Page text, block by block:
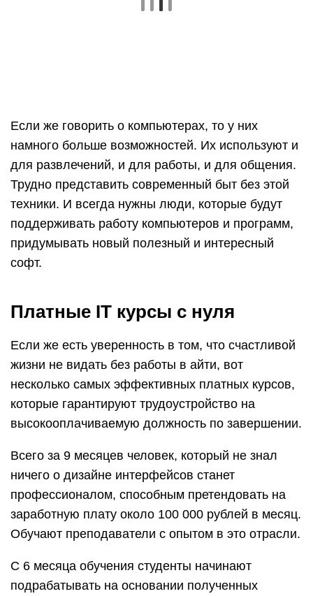
Если же говорить о компьютерах, то у них
намного больше возможностей. Их используют и
для развлечений, и для работы, и для общения.
Трудно представить современный быт без этой
техники. И всегда нужны люди, которые будут
поддерживать работу компьютеров и программ,
придумывать новый полезный и интересный
софт.
Платные IT курсы с нуля
Если же есть уверенность в том, что счастливой
жизни не видать без работы в айти, вот
несколько самых эффективных платных курсов,
которые гарантируют трудоустройство на
высокооплачиваемую должность по завершении.
Всего за 9 месяцев человек, который не знал
ничего о дизайне интерфейсов станет
профессионалом, способным претендовать на
заработную плату около 100 000 рублей в месяц.
Обучают преподаватели с опытом в это отрасли.
С 6 месяца обучения студенты начинают
подрабатывать на основании полученных